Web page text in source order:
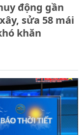
động gần
sửa 58 mái
khăn